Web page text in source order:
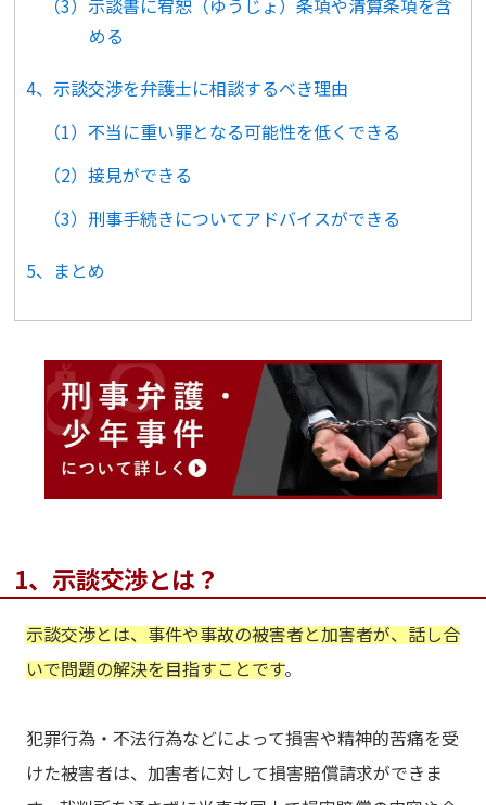
（3）示談書に宥恕（ゆうじょ）条項や清算条項を含
める
4、示談交渉を弁護士に相談するべき理由
（1）不当に重い罪となる可能性を低くできる
（2）接見ができる
（3）刑事手続きについてアドバイスができる
5、まとめ
1、示談交渉とは？
示談交渉とは、事件や事故の被害者と加害者が、話し合
いで問題の解決を目指すことです。
犯罪行為・不法行為などによって損害や精神的苦痛を受
けた被害者は、加害者に対して損害賠償請求ができま